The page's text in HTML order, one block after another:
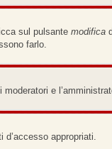
sul pulsante modifica
farlo.
e
appropriati.